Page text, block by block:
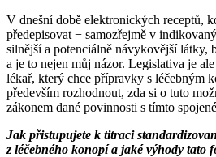
V dnešní době elektronických receptů,
předepisovat −⁠ samozřejmě v
silnější a potenciálně návykovější látky,
a je to nejen můj názor. Legislativa je
lékař, který chce přípravky s léčebným
především rozhodnout, zda si o tuto
zákonem dané povinnosti s tímto
Jak přistupujete k titraci
z léčebného konopí a jaké výhody tato